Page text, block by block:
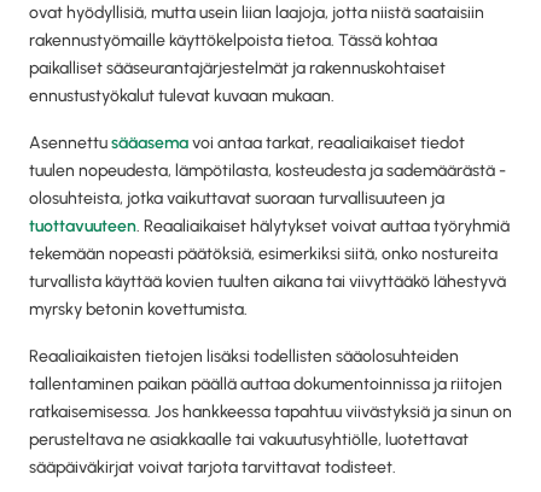
ovat hyödyllisiä, mutta usein liian laajoja, jotta niistä saataisiin
rakennustyömaille käyttökelpoista tietoa. Tässä kohtaa
paikalliset sääseurantajärjestelmät ja rakennuskohtaiset
ennustustyökalut tulevat kuvaan mukaan.
Asennettusääasemavoi antaa tarkat, reaaliaikaiset tiedot
tuulen nopeudesta, lämpötilasta, kosteudesta ja sademäärästä -
olosuhteista, jotka vaikuttavat suoraan turvallisuuteen ja
tuottavuuteen. Reaaliaikaiset hälytykset voivat auttaa työryhmiä
tekemään nopeasti päätöksiä, esimerkiksi siitä, onko nostureita
turvallista käyttää kovien tuulten aikana tai viivyttääkö lähestyvä
myrsky betonin kovettumista.
Reaaliaikaisten tietojen lisäksi todellisten sääolosuhteiden
tallentaminen paikan päällä auttaa dokumentoinnissa ja riitojen
ratkaisemisessa. Jos hankkeessa tapahtuu viivästyksiä ja sinun on
perusteltava ne asiakkaalle tai vakuutusyhtiölle, luotettavat
sääpäiväkirjat voivat tarjota tarvittavat todisteet.